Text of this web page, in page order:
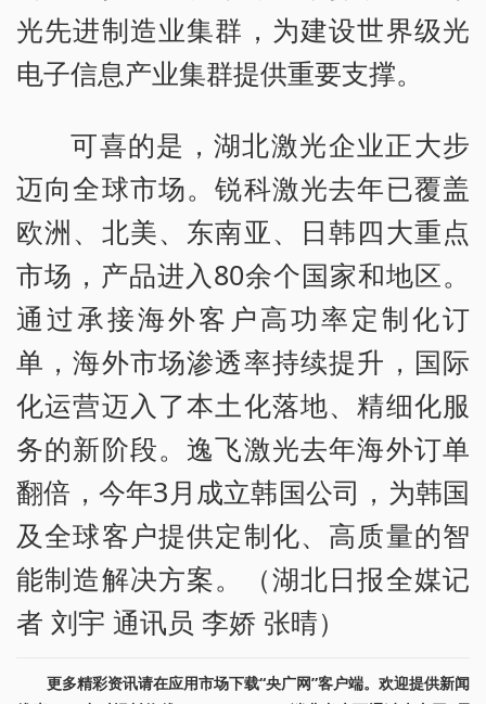
光先进制造业集群，为建设世界级光
电子信息产业集群提供重要支撑。
可喜的是，湖北激光企业正大步
迈向全球市场。锐科激光去年已覆盖
欧洲、北美、东南亚、日韩四大重点
市场，产品进入80余个国家和地区。
通过承接海外客户高功率定制化订
单，海外市场渗透率持续提升，国际
化运营迈入了本土化落地、精细化服
务的新阶段。逸飞激光去年海外订单
翻倍，今年3月成立韩国公司，为韩国
及全球客户提供定制化、高质量的智
能制造解决方案。（湖北日报全媒记
者 刘宇 通讯员 李娇 张晴）
更多精彩资讯请在应用市场下载“央广网”客户端。欢迎提供新闻